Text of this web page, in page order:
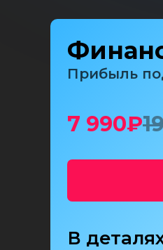
В
7 990₽
Прибыль